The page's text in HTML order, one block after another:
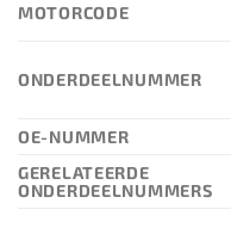
MOTORCODE
ONDERDEELNUMMER
OE-NUMMER
GERELATEERDE
ONDERDEELNUMMERS